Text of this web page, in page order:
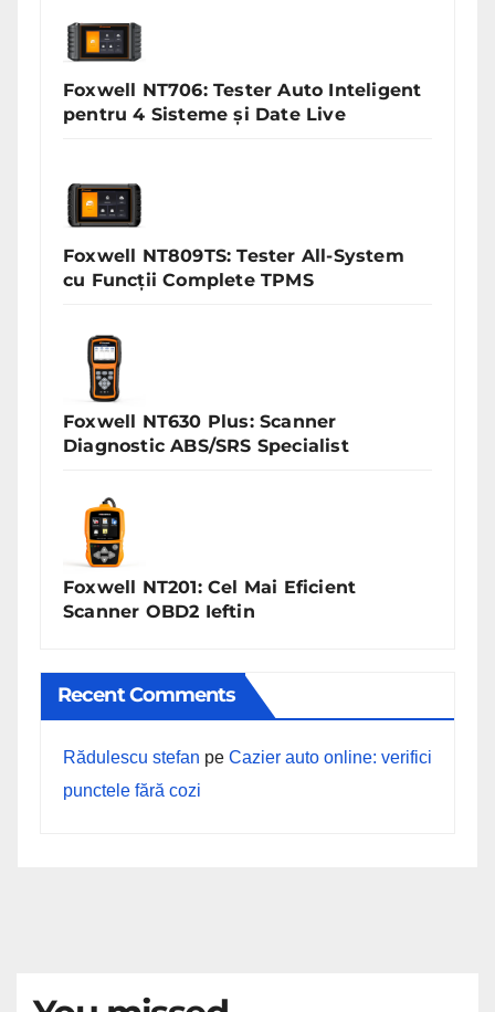
Foxwell NT706: Tester Auto Inteligent
pentru 4 Sisteme și Date Live
Foxwell NT809TS: Tester All-System
cu Funcții Complete TPMS
Foxwell NT630 Plus: Scanner
Diagnostic ABS/SRS Specialist
Foxwell NT201: Cel Mai Eficient
Scanner OBD2 Ieftin
Recent Comments
Rădulescu stefan pe Cazier auto online: verifici
punctele fără cozi